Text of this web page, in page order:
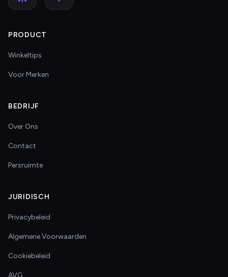
PRODUCT
Winkeltips
Voor Merken
BEDRIJF
Over Ons
Contact
Persruimte
JURIDISCH
Privacybeleid
Algemene Voorwaarden
Cookiebeleid
AVG